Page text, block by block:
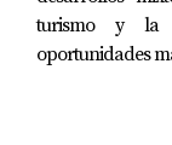
Conclusión
La relación
turismo y la
oportunidades